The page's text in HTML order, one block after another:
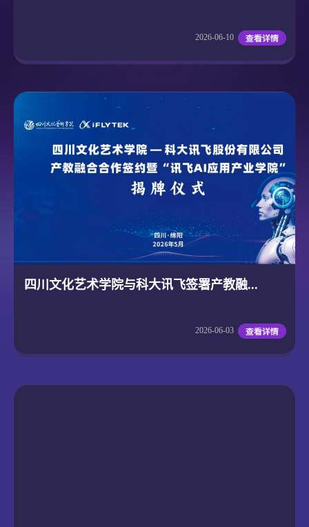
2026-06-10
四川文化艺术学院与科大讯飞签署产教融...
2026-06-03